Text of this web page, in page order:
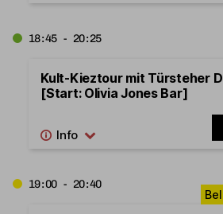
18:45 - 20:25
Kult-Kieztour mit Türsteher
[Start: Olivia Jones Bar]
19:00 - 20:40